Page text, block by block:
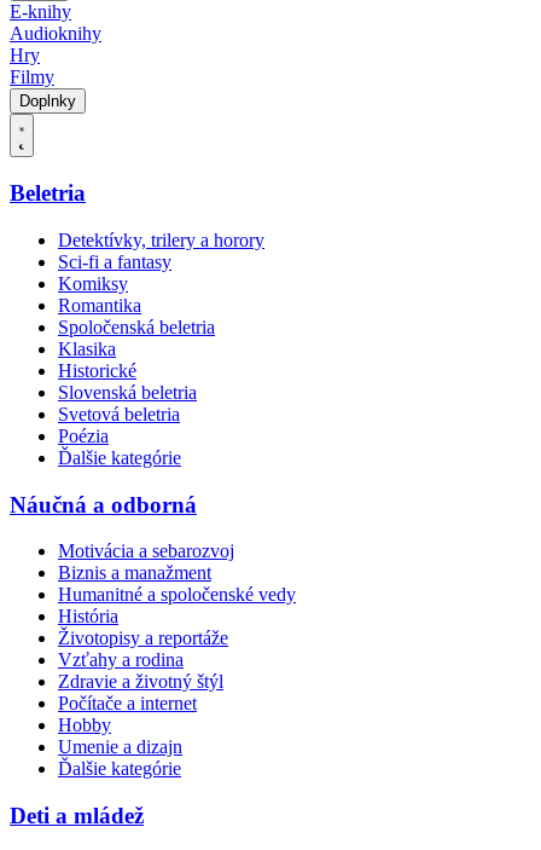
E-knihy
Audioknihy
Hry
Filmy
Doplnky
Beletria
Detektívky, trilery a horory
Sci-fi a fantasy
Komiksy
Romantika
Spoločenská beletria
Klasika
Historické
Slovenská beletria
Svetová beletria
Poézia
Ďalšie kategórie
Náučná a odborná
Motivácia a sebarozvoj
Biznis a manažment
Humanitné a spoločenské vedy
História
Životopisy a reportáže
Vzťahy a rodina
Zdravie a životný štýl
Počítače a internet
Hobby
Umenie a dizajn
Ďalšie kategórie
Deti a mládež